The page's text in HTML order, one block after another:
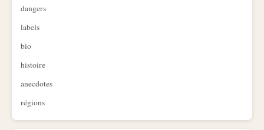
dangers
labels
bio
histoire
anecdotes
régions